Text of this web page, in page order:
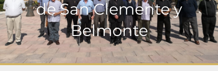
de San Clemente y
Belmonte